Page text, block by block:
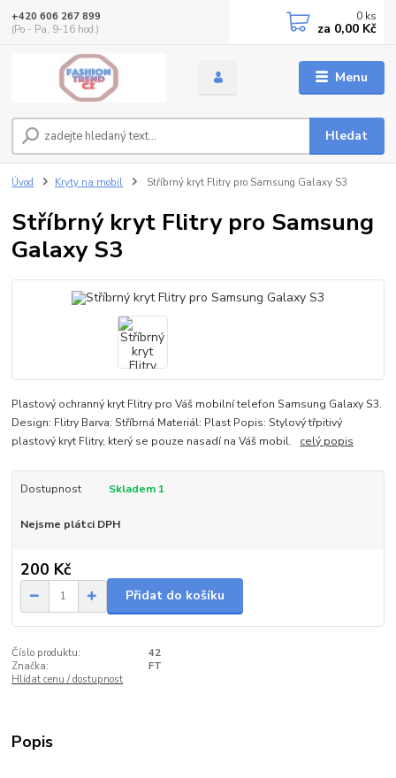
Menu
Hledat
+420 606 267 899
(Po - Pa, 9-16 hod.)
0 ks
za 0,00 Kč
Úvod Kryty na mobil Stříbrný kryt Flitry pro Samsung Galaxy S3
Stříbrný kryt Flitry pro Samsung
Galaxy S3
Plastový ochranný kryt Flitry pro Váš mobilní telefon Samsung Galaxy S3.
Design: Flitry Barva: Stříbrná Materiál: Plast Popis: Stylový třpitivý
plastový kryt Flitry, který se pouze nasadí na Váš mobil. celý popis
Dostupnost Skladem 1
Nejsme plátci DPH
200 Kč
Přidat do košíku
Číslo produktu:
42
Značka:
FT
Hlídat cenu / dostupnost
Popis